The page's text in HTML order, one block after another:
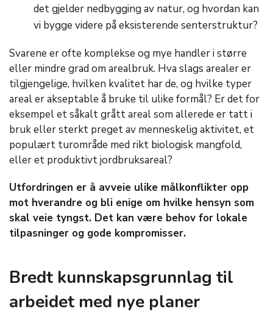
det gjelder nedbygging av natur, og hvordan kan
vi bygge videre på eksisterende senterstruktur?
Svarene er ofte komplekse og mye handler i større
eller mindre grad om arealbruk. Hva slags arealer er
tilgjengelige, hvilken kvalitet har de, og hvilke typer
areal er akseptable å bruke til ulike formål? Er det for
eksempel et såkalt grått areal som allerede er tatt i
bruk eller sterkt preget av menneskelig aktivitet, et
populært turområde med rikt biologisk mangfold,
eller et produktivt jordbruksareal?
Utfordringen er å avveie ulike målkonflikter opp
mot hverandre og bli enige om hvilke hensyn som
skal veie tyngst. Det kan være behov for lokale
tilpasninger og gode kompromisser.
Bredt kunnskapsgrunnlag til
arbeidet med nye planer